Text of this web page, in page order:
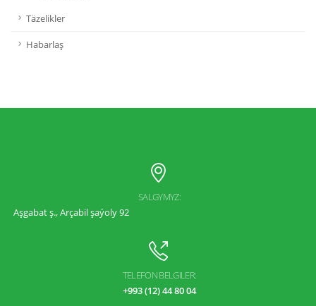
Täzelikler
Habarlaş
SALGYMYZ:
Aşgabat ş., Arçabil şaýoly 92
TELEFON BELGILER:
+993 (12) 44 80 04